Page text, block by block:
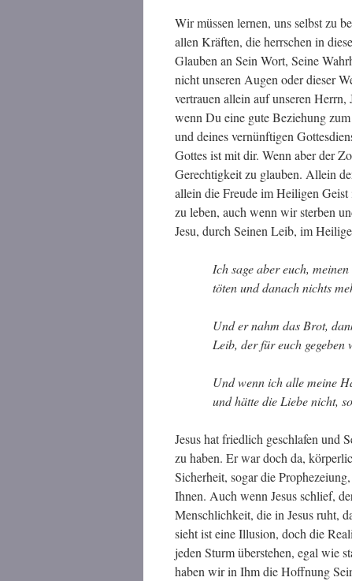
Wir müssen lernen, uns selbst zu
allen Kräften, die herrschen in
Glauben an Sein Wort, Seine
nicht unseren Augen oder dieser
vertrauen allein auf unseren
wenn Du eine gute Beziehung
und deines vernünftigen
Gottes ist mit dir. Wenn aber der
Gerechtigkeit zu glauben. Allein
allein die Freude im Heiligen
zu leben, auch wenn wir sterben
Jesu, durch Seinen Leib, im
Ich sage aber euch,
töten und danach nichts
Und er nahm das Brot,
Leib, der für euch
Und wenn ich alle meine
und hätte die Liebe nicht,
Jesus hat friedlich geschlafen und
zu haben. Er war doch da,
Sicherheit, sogar die
Ihnen. Auch wenn Jesus schlief,
Menschlichkeit, die in Jesus ruht,
sieht ist eine Illusion, doch die
jeden Sturm überstehen, egal wie
haben wir in Ihm die Hoffnung